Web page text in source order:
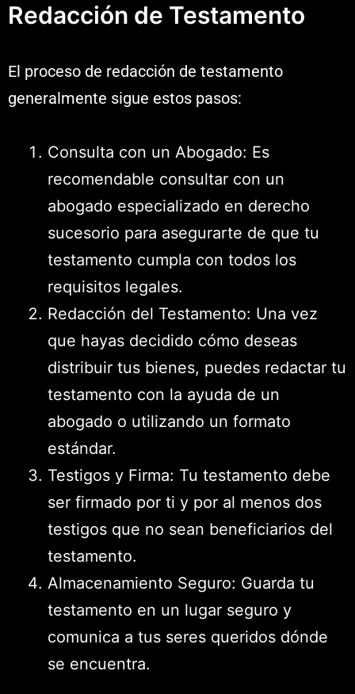
Redacción de Testamento
El proceso de redacción de testamento
generalmente sigue estos pasos:
Consulta con un Abogado: Es
recomendable consultar con un
abogado especializado en derecho
sucesorio para asegurarte de que tu
testamento cumpla con todos los
requisitos legales.
Redacción del Testamento: Una vez
que hayas decidido cómo deseas
distribuir tus bienes, puedes redactar tu
testamento con la ayuda de un
abogado o utilizando un formato
estándar.
Testigos y Firma: Tu testamento debe
ser firmado por ti y por al menos dos
testigos que no sean beneficiarios del
testamento.
Almacenamiento Seguro: Guarda tu
testamento en un lugar seguro y
comunica a tus seres queridos dónde
se encuentra.